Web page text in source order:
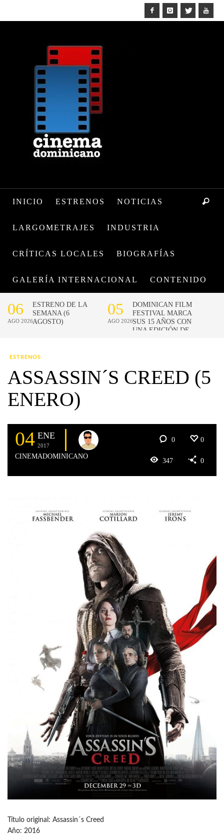
INICIO ESTRENOS NOTICIAS
LARGOMETRAJES INDUSTRIA
CRÍTICAS LOCALES BIOGRAFÍAS
GALERÍA INTERNACIONAL CONTENIDO
ESTRENOS
ASSASSIN´S CREED (5
ENERO)
04 ENE
2017
CINEMADOMINICANO
0 0
347 0
Título original: Assassin´s Creed
Año: 2016